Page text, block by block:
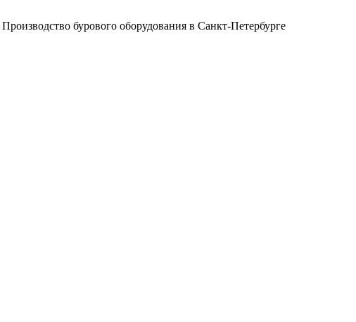
Производство бурового оборудования в Санкт-Петербурге